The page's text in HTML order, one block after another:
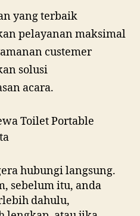
yang terbaik
pelayanan maksimal
custemer
solusi
acara.
hubungi langsung.
sebelum itu, anda
dahulu,